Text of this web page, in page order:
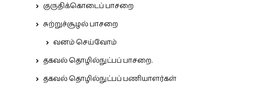
குருதிக்கொடைப் பாசறை
சுற்றுச்சூழல் பாசறை
வனம் செய்வோம்
தகவல் தொழில்நுட்பப் பாசறை.
தகவல் தொழில்நுட்பப் பணியாளர்கள்